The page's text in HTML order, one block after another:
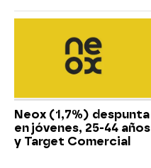
Neox (1,7%) despunta
en jóvenes, 25-44 años
y Target Comercial